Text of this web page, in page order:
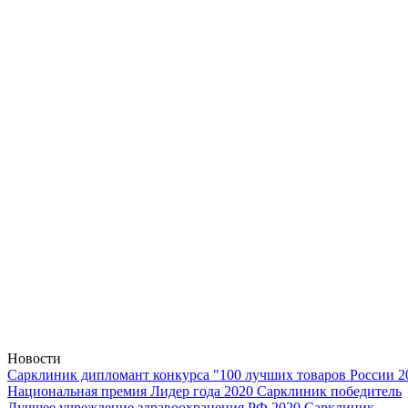
Новости
Сарклиник дипломант конкурса "100 лучших товаров России
Национальная премия Лидер года 2020 Сарклиник победитель